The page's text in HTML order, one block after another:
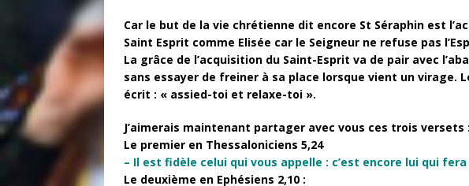
Car le but de la vie chrétienne dit encore St Séraphin est
Saint Esprit comme Elisée car le Seigneur ne refuse pas
La grâce de l’acquisition du Saint-Esprit va de pair avec
sans essayer de freiner à sa place lorsque vient un virage.
écrit : « assied-toi et relaxe-toi ».
J’aimerais maintenant partager avec vous ces trois versets :
Le premier en Thessaloniciens 5,24
– Il est fidèle celui qui vous appelle : c’est encore lui qui fera
Le deuxième en Ephésiens 2,10 :